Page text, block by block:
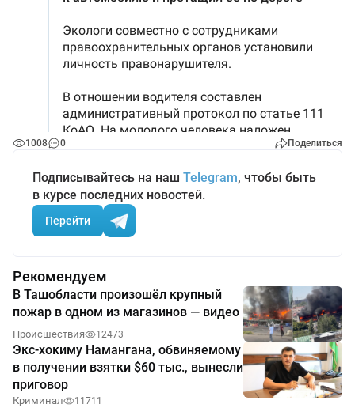
1008 0 Поделиться
Подписывайтесь на наш Telegram, чтобы быть
в курсе последних новостей.
Перейти
Рекомендуем
В Ташобласти произошёл крупный
пожар в одном из магазинов — видео
Происшествия 12473
Экс-хокиму Намангана, обвиняемому
в получении взятки $60 тыс., вынесли
приговор
Криминал 11711